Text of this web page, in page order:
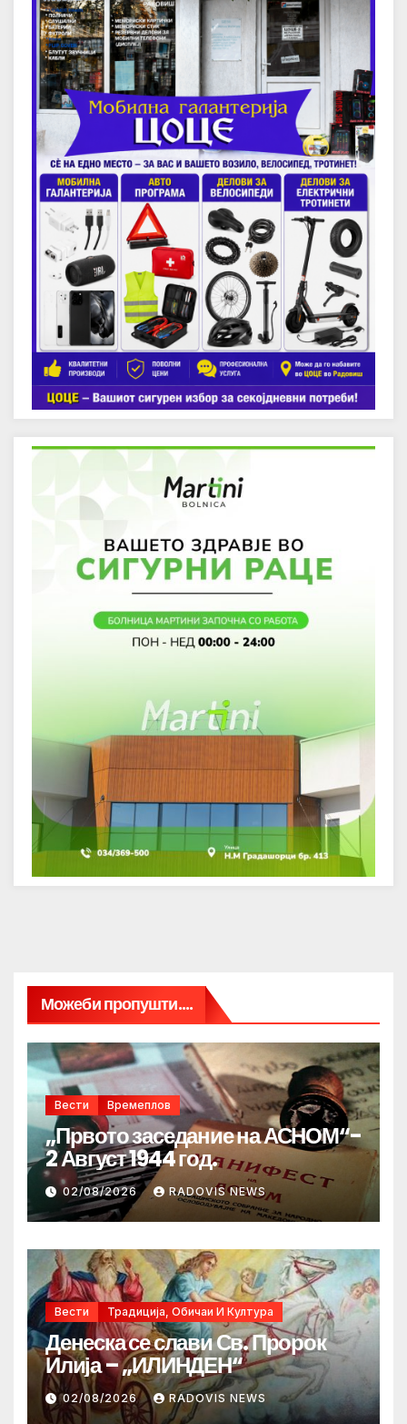
Можеби пропушти....
Вести Времеплов
„Првото заседание на АСНОМ“-
2 Август 1944 год.
02/08/2026 RADOVIS NEWS
Вести Традиција, Обичаи И Култура
Денеска се слави Св. Пророк
Илија – „ИЛИНДЕН“
02/08/2026 RADOVIS NEWS